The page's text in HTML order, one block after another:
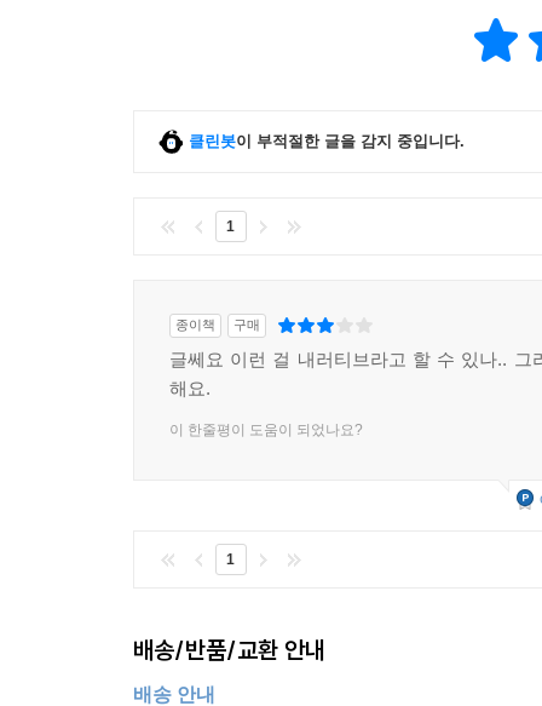
클린봇이 부적절한 글을 감지 중입니다.
1
종이책 구매
글쎄요 이런 걸 내러티브라고 할 수 있나.. 그
해요.
이 한줄평이 도움이 되었나요?
1
배송/반품/교환 안내
배송 안내